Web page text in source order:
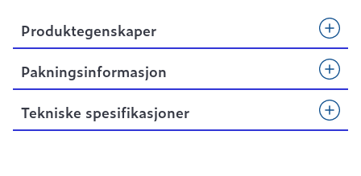
Produktegenskaper
Pakningsinformasjon
Tekniske spesifikasjoner